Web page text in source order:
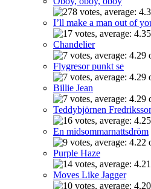
I’ll make a man out of
Chandelier
Flygresor punkt se
Billie Jean
Teddybjörnen
En midsommarnattsdröm
Purple Haze
Moves Like Jagger